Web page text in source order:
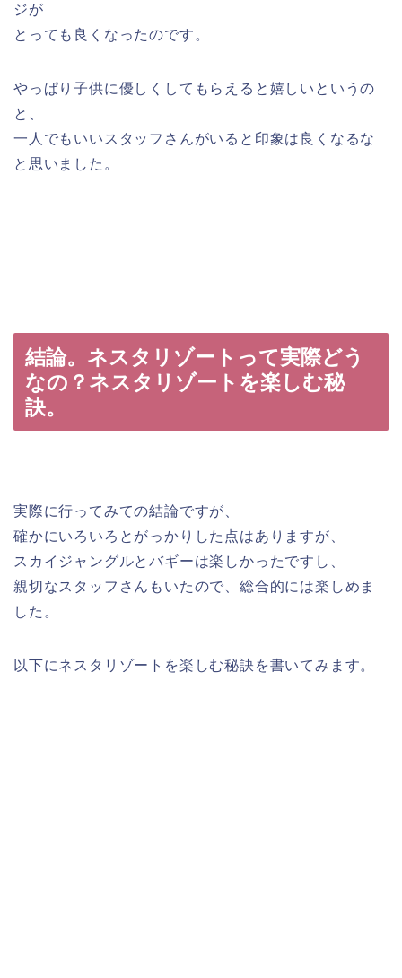
ジが
とっても良くなったのです。
やっぱり子供に優しくしてもらえると嬉しいというの
と、
一人でもいいスタッフさんがいると印象は良くなるな
と思いました。
結論。ネスタリゾートって実際どう
なの？ネスタリゾートを楽しむ秘
訣。
実際に行ってみての結論ですが、
確かにいろいろとがっかりした点はありますが、
スカイジャングルとバギーは楽しかったですし、
親切なスタッフさんもいたので、総合的には楽しめま
した。
以下にネスタリゾートを楽しむ秘訣を書いてみます。